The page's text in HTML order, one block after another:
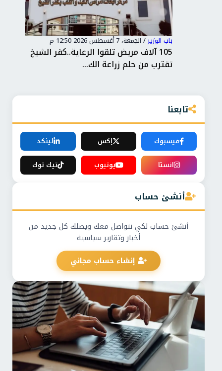
باب الوزير /الجمعة، 7 أغسطس 2026 12:50 م
105 آلاف مريض تلقوا الرعاية..كفر الشيخ
تقترب من حلم زراعة الك...
تابعنا
فيسبوك إكس
لينكد
انستا
يوتيوب تيك توك
أنشئ حساب
أنشئ حساب لكي نتواصل معك ويصلك كل جديد من
أخبار وتقارير سياسية
إنشاء حساب مجاني